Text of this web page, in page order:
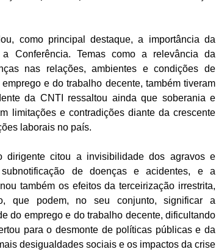
como principal destaque, a importância da
Conferência. Temas como a relevância da
nas relações, ambientes e condições de
e do trabalho decente, também tiveram
da CNTI ressaltou ainda que soberania e
limitações e contradições diante da crescente
laborais no país.
dirigente citou a invisibilidade dos agravos e
de doenças e acidentes, e a
também os efeitos da terceirização irrestrita,
que podem, no seu conjunto, significar a
do emprego e do trabalho decente, dificultando
para o desmonte de políticas públicas e da
desigualdades sociais e os impactos da crise